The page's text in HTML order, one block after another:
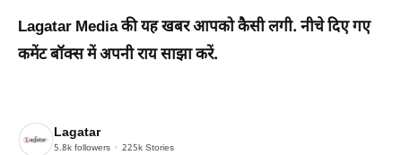
Lagatar Media की यह खबर आपको कैसी लगी. नीचे दिए गए
कमेंट बॉक्स में अपनी राय साझा करें.
Lagatar
5.8k followers 225k Stories